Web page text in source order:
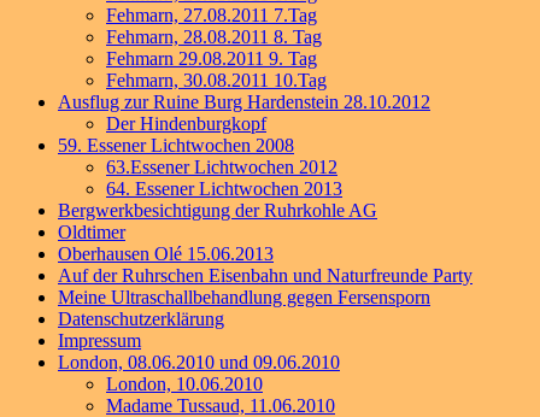
Fehmarn, 27.08.2011 7.Tag
Fehmarn, 28.08.2011 8. Tag
Fehmarn 29.08.2011 9. Tag
Fehmarn, 30.08.2011 10.Tag
Ausflug zur Ruine Burg Hardenstein 28.10.2012
Der Hindenburgkopf
59. Essener Lichtwochen 2008
63.Essener Lichtwochen 2012
64. Essener Lichtwochen 2013
Bergwerkbesichtigung der Ruhrkohle AG
Oldtimer
Oberhausen Olé 15.06.2013
Auf der Ruhrschen Eisenbahn und Naturfreunde Party
Meine Ultraschallbehandlung gegen Fersensporn
Datenschutzerklärung
Impressum
London, 08.06.2010 und 09.06.2010
London, 10.06.2010
Madame Tussaud, 11.06.2010